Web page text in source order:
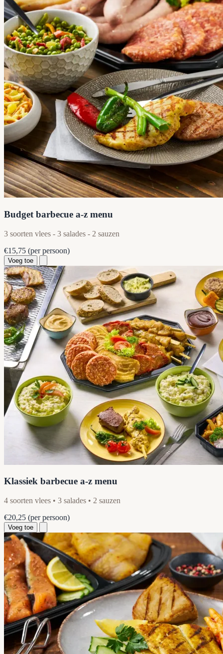
Budget barbecue a-z menu
3 soorten vlees - 3 salades - 2 sauzen
€15,75 (per persoon)
Voeg toe
Klassiek barbecue a-z menu
4 soorten vlees • 3 salades • 2 sauzen
€20,25 (per persoon)
Voeg toe